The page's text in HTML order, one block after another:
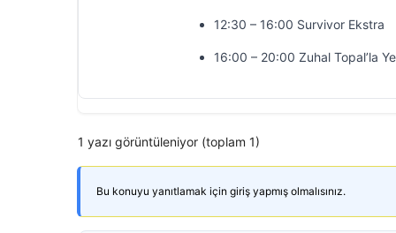
12:30 – 16:00 Survivor Ekstra
16:00 – 20:00 Zuhal Topal’la
1 yazı görüntüleniyor (toplam 1)
Bu konuyu yanıtlamak için giriş yapmış olmalısınız.